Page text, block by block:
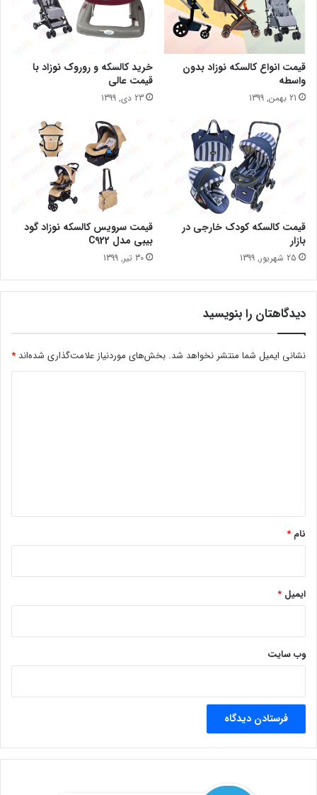
قیمت انواع کالسکه نوزاد بدون
واسطه
21 بهمن, 1399
خرید کالسکه و روروک نوزاد با
قیمت عالی
23 دی, 1399
قیمت کالسکه کودک خارجی در
بازار
25 شهریور, 1399
قیمت سرویس کالسکه نوزاد گود
بیبی مدل C922
30 تیر, 1399
دیدگاهتان را بنویسید
نشانی ایمیل شما منتشر نخواهد شد. بخش‌های موردنیاز علامت‌گذاری شده‌اند *
نام *
ایمیل *
وب‌ سایت